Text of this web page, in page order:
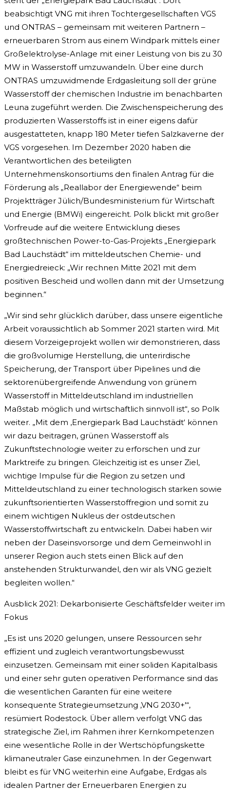
beabsichtigt VNG mit ihren Tochtergesellschaften VGS
und ONTRAS – gemeinsam mit weiteren Partnern –
erneuerbaren Strom aus einem Windpark mittels einer
Großelektrolyse-Anlage mit einer Leistung von bis zu 30
MW in Wasserstoff umzuwandeln. Über eine durch
ONTRAS umzuwidmende Erdgasleitung soll der grüne
Wasserstoff der chemischen Industrie im benachbarten
Leuna zugeführt werden. Die Zwischenspeicherung des
produzierten Wasserstoffs ist in einer eigens dafür
ausgestatteten, knapp 180 Meter tiefen Salzkaverne der
VGS vorgesehen. Im Dezember 2020 haben die
Verantwortlichen des beteiligten
Unternehmenskonsortiums den finalen Antrag für die
Förderung als „Reallabor der Energiewende“ beim
Projektträger Jülich/Bundesministerium für Wirtschaft
und Energie (BMWi) eingereicht. Polk blickt mit großer
Vorfreude auf die weitere Entwicklung dieses
großtechnischen Power-to-Gas-Projekts „Energiepark
Bad Lauchstädt“ im mitteldeutschen Chemie- und
Energiedreieck: „Wir rechnen Mitte 2021 mit dem
positiven Bescheid und wollen dann mit der Umsetzung
beginnen.“
„Wir sind sehr glücklich darüber, dass unsere eigentliche
Arbeit voraussichtlich ab Sommer 2021 starten wird. Mit
diesem Vorzeigeprojekt wollen wir demonstrieren, dass
die großvolumige Herstellung, die unterirdische
Speicherung, der Transport über Pipelines und die
sektorenübergreifende Anwendung von grünem
Wasserstoff in Mitteldeutschland im industriellen
Maßstab möglich und wirtschaftlich sinnvoll ist“, so Polk
weiter. „Mit dem ‚Energiepark Bad Lauchstädt‘ können
wir dazu beitragen, grünen Wasserstoff als
Zukunftstechnologie weiter zu erforschen und zur
Marktreife zu bringen. Gleichzeitig ist es unser Ziel,
wichtige Impulse für die Region zu setzen und
Mitteldeutschland zu einer technologisch starken sowie
zukunftsorientierten Wasserstoffregion und somit zu
einem wichtigen Nukleus der ostdeutschen
Wasserstoffwirtschaft zu entwickeln. Dabei haben wir
neben der Daseinsvorsorge und dem Gemeinwohl in
unserer Region auch stets einen Blick auf den
anstehenden Strukturwandel, den wir als VNG gezielt
begleiten wollen.“
Ausblick 2021: Dekarbonisierte Geschäftsfelder weiter im
Fokus
„Es ist uns 2020 gelungen, unsere Ressourcen sehr
effizient und zugleich verantwortungsbewusst
einzusetzen. Gemeinsam mit einer soliden Kapitalbasis
und einer sehr guten operativen Performance sind das
die wesentlichen Garanten für eine weitere
konsequente Strategieumsetzung ‚VNG 2030+'“,
resümiert Rodestock. Über allem verfolgt VNG das
strategische Ziel, im Rahmen ihrer Kernkompetenzen
eine wesentliche Rolle in der Wertschöpfungskette
klimaneutraler Gase einzunehmen. In der Gegenwart
bleibt es für VNG weiterhin eine Aufgabe, Erdgas als
idealen Partner der Erneuerbaren Energien zu